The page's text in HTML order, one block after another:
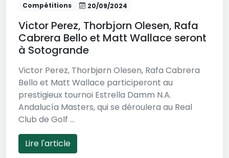
Compétitions 20/09/2024
Victor Perez, Thorbjorn Olesen, Rafa
Cabrera Bello et Matt Wallace seront
à Sotogrande
Victor Perez, Thorbjørn Olesen, Rafa Cabrera
Bello et Matt Wallace participeront au
prestigieux tournoi Estrella Damm N.A.
Andalucía Masters, qui se déroulera au Real
Club de Golf ...
Lire l'article